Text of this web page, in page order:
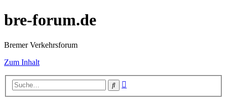
bre-forum.de
Bremer Verkehrsforum
Zum Inhalt
Suche